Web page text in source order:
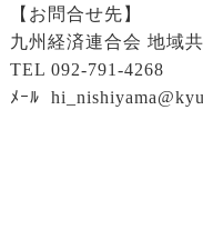
【お問合せ先】
九州経済連合会 地域
TEL 092-791-4268
ﾒｰﾙ